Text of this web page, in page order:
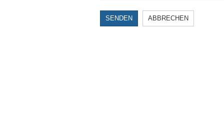
SENDEN ABBRECHEN